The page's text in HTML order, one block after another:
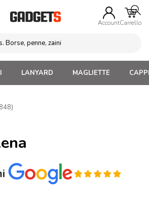
AccountCarrello
LANYARD MAGLIETTE